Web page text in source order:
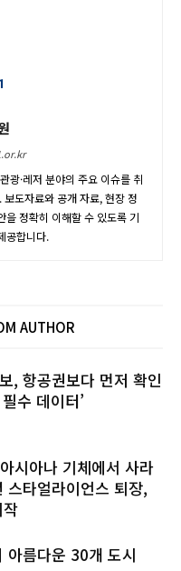
광·레저 분야의 주요 이슈를 취
도자료와 공개 자료, 현장 정
을 정확히 이해할 수 있도록 기
공합니다.
AUTHOR
, 항공권보다 먼저 확인
수 데이터’
시아나 기체에서 사라
타얼라이언스 퇴장,
아름다운 30개 도시